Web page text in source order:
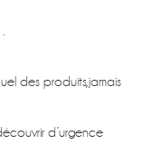
des produits,jamais
d’urgence